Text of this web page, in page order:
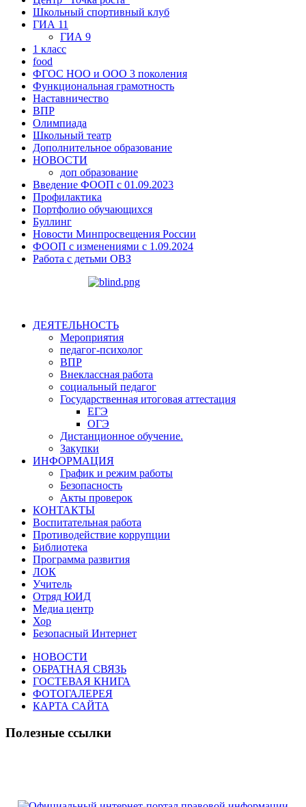
Школьный спортивный клуб
ГИА 11
ГИА 9
1 класс
food
ФГОС НОО и ООО 3 поколения
Функциональная грамотность
Наставничество
ВПР
Олимпиада
Школьный театр
Дополнительное образование
НOВОСТИ
доп образование
Введение ФООП с 01.09.2023
Профилактика
Портфолио обучающихся
Буллинг
Новости Минпросвещения России
ФООП с изменениями с 1.09.2024
Работа с детьми ОВЗ
ДЕЯТЕЛЬНОСТЬ
Мероприятия
педагог-психолог
ВПP
Внеклассная работа
социальный педагог
Государственная итоговая аттестация
ЕГЭ
ОГЭ
Дистанционное обучение.
Закупки
ИНФОРМАЦИЯ
График и режим работы
Безопасность
Акты проверок
КОНТАКТЫ
Воспитательная работа
Противодействие коррупции
Библиотека
Программа развития
ЛОК
Учитель
Отряд ЮИД
Медиа центр
Хор
Безопасный Интернет
НОВОСТИ
ОБРАТНАЯ СВЯЗЬ
ГОСТЕВАЯ КНИГА
ФОТОГАЛЕРЕЯ
КАРТА САЙТА
Полезные ссылки